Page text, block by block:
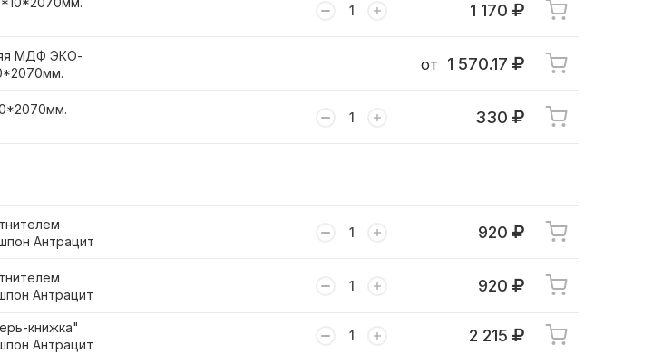
1 170
МДФ ЭКО-
от 1 570.17
330
Антрацит
920
Антрацит
920
книжка"
Антрацит
2 215